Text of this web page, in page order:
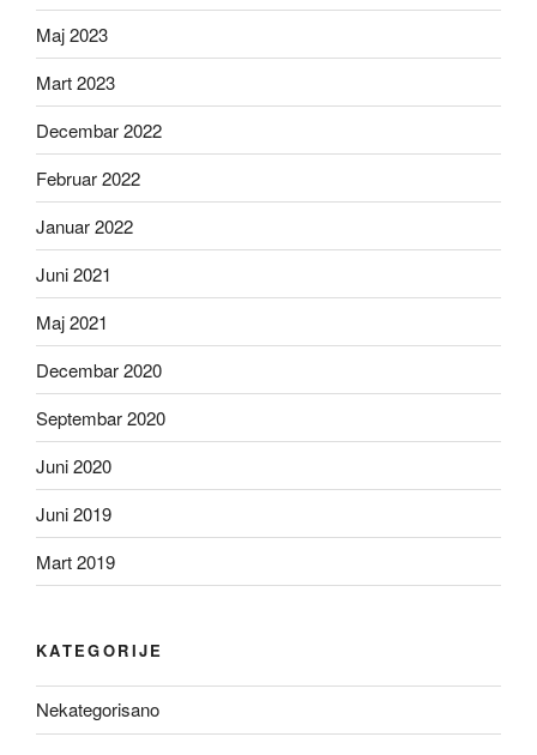
Maj 2023
Mart 2023
Decembar 2022
Februar 2022
Januar 2022
Juni 2021
Maj 2021
Decembar 2020
Septembar 2020
Juni 2020
Juni 2019
Mart 2019
KATEGORIJE
Nekategorisano